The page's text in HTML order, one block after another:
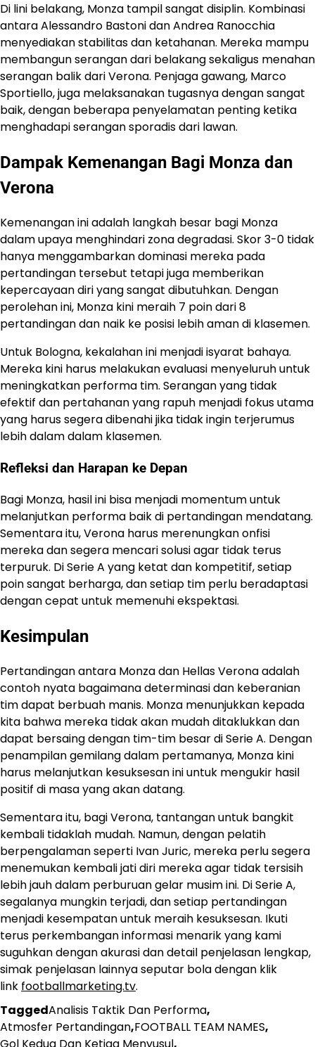
Di lini belakang, Monza tampil sangat disiplin. Kombinasi
antara Alessandro Bastoni dan Andrea Ranocchia
menyediakan stabilitas dan ketahanan. Mereka mampu
membangun serangan dari belakang sekaligus menahan
serangan balik dari Verona. Penjaga gawang, Marco
Sportiello, juga melaksanakan tugasnya dengan sangat
baik, dengan beberapa penyelamatan penting ketika
menghadapi serangan sporadis dari lawan.
Dampak Kemenangan Bagi Monza dan
Verona
Kemenangan ini adalah langkah besar bagi Monza
dalam upaya menghindari zona degradasi. Skor 3-0 tidak
hanya menggambarkan dominasi mereka pada
pertandingan tersebut tetapi juga memberikan
kepercayaan diri yang sangat dibutuhkan. Dengan
perolehan ini, Monza kini meraih 7 poin dari 8
pertandingan dan naik ke posisi lebih aman di klasemen.
Untuk Bologna, kekalahan ini menjadi isyarat bahaya.
Mereka kini harus melakukan evaluasi menyeluruh untuk
meningkatkan performa tim. Serangan yang tidak
efektif dan pertahanan yang rapuh menjadi fokus utama
yang harus segera dibenahi jika tidak ingin terjerumus
lebih dalam dalam klasemen.
Refleksi dan Harapan ke Depan
Bagi Monza, hasil ini bisa menjadi momentum untuk
melanjutkan performa baik di pertandingan mendatang.
Sementara itu, Verona harus merenungkan onfisi
mereka dan segera mencari solusi agar tidak terus
terpuruk. Di Serie A yang ketat dan kompetitif, setiap
poin sangat berharga, dan setiap tim perlu beradaptasi
dengan cepat untuk memenuhi ekspektasi.
Kesimpulan
Pertandingan antara Monza dan Hellas Verona adalah
contoh nyata bagaimana determinasi dan keberanian
tim dapat berbuah manis. Monza menunjukkan kepada
kita bahwa mereka tidak akan mudah ditaklukkan dan
dapat bersaing dengan tim-tim besar di Serie A. Dengan
penampilan gemilang dalam pertamanya, Monza kini
harus melanjutkan kesuksesan ini untuk mengukir hasil
positif di masa yang akan datang.
Sementara itu, bagi Verona, tantangan untuk bangkit
kembali tidaklah mudah. Namun, dengan pelatih
berpengalaman seperti Ivan Juric, mereka perlu segera
menemukan kembali jati diri mereka agar tidak tersisih
lebih jauh dalam perburuan gelar musim ini. Di Serie A,
segalanya mungkin terjadi, dan setiap pertandingan
menjadi kesempatan untuk meraih kesuksesan. Ikuti
terus perkembangan informasi menarik yang kami
suguhkan dengan akurasi dan detail penjelasan lengkap,
simak penjelasan lainnya seputar bola dengan klik
link footballmarketing.tv.
TaggedAnalisis Taktik Dan Performa,
Atmosfer Pertandingan,FOOTBALL TEAM NAMES,
Gol Kedua Dan Ketiga Menyusul,